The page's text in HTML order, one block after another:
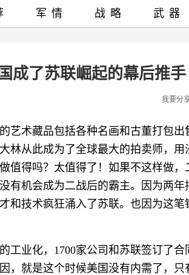
成了苏联崛起的幕后推手
我要分
艺术藏品包括各种名画和古董打包出
林从此成为了全球最大的拍卖师，
值得吗？太值得了！如果不这样做，
有机会成为二战后的霸主。因为两年
和技术疯狂涌入了苏联。也因为这笔
工业化，1700家公司和苏联签订了
，就是这个时候美国没有内需了，只
军情 战略 武器